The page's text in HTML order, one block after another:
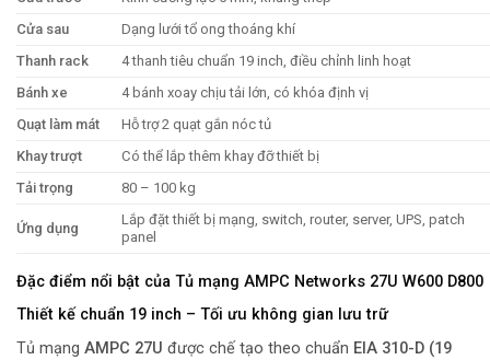
Cửa sau
Dạng lưới tổ ong thoáng khí
Thanh rack
4 thanh tiêu chuẩn 19 inch, điều chỉnh linh hoạt
Bánh xe
4 bánh xoay chịu tải lớn, có khóa định vị
Quạt làm mát
Hỗ trợ 2 quạt gắn nóc tủ
Khay trượt
Có thể lắp thêm khay đỡ thiết bị
Tải trọng
80 – 100 kg
Ứng dụng
Lắp đặt thiết bị mạng, switch, router, server, UPS, patch
panel
Đặc điểm nổi bật của Tủ mạng AMPC Networks 27U W600 D800
Thiết kế chuẩn 19 inch – Tối ưu không gian lưu trữ
Tủ mạng AMPC 27U được chế tạo theo chuẩn EIA 310-D (19